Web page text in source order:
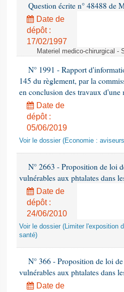
Question écrite n° 48488 de
Date de
dépôt :
17/02/1997
Materiel medico-chirurgical -
N° 1991 - Rapport
145 du règlement, par la
en conclusion des travaux
Date de
dépôt :
05/06/2019
Voir le dossier (Economie :
N° 2663 - Proposition de loi
vulnérables aux phtalates dans
Date de
dépôt :
24/06/2010
Voir le dossier (Limiter l'exposition
santé)
N° 366 - Proposition de loi
vulnérables aux phtalates dans
Date de